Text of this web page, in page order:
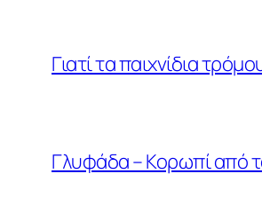
Γιατί τα παιχνίδια
Γλυφάδα – Κορωπί από